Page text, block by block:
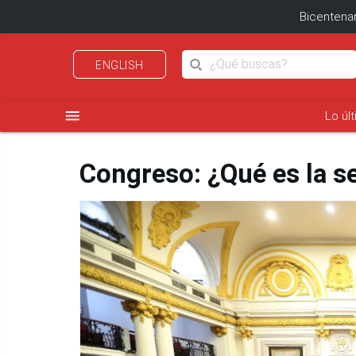
ENGLISH
menu Lo
Congreso: ¿Qué es la